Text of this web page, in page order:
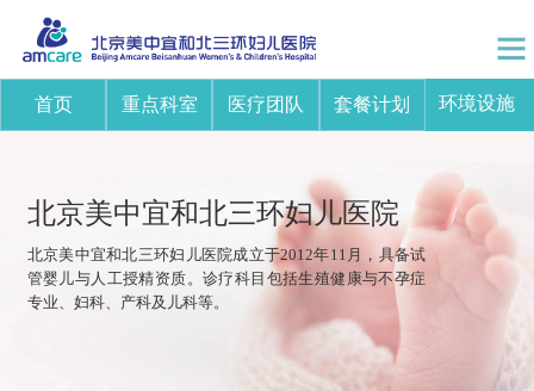
首页 重点科室 医疗团队 套餐计划 环境设施
北京美中宜和北三环妇儿医院
北京美中宜和北三环妇儿医院成立于2012年11月，具备试
管婴儿与人工授精资质。诊疗科目包括生殖健康与不孕症
专业、妇科、产科及儿科等。